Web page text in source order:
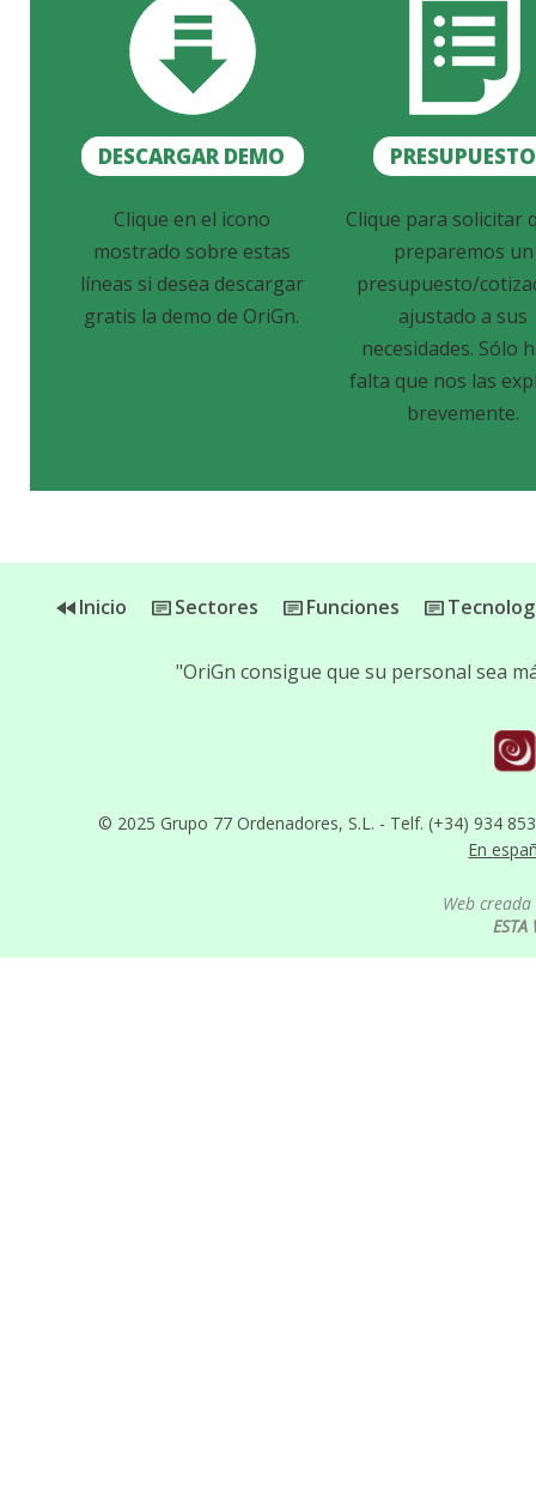
DESCARGAR DEMO PRESUPUESTO
Clique en el icono
mostrado sobre estas
líneas si desea descargar
gratis la demo de OriGn.
Clique para solicitar
preparemos un
presupuesto/
ajustado a sus
necesidades. Sólo
falta que nos las
brevemente.
Inicio Sectores Funciones
© 2025 Grupo 77 Ordenadores, S.L. - Telf. (+34) 934
En
"OriGn consigue que su personal sea
Web
ESTA